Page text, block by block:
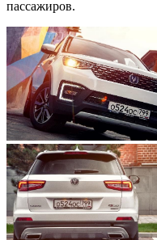
пассажиров.